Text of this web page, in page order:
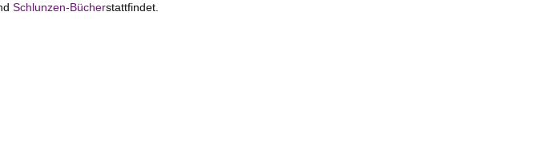
Schlunzen-Bücherstattfindet.